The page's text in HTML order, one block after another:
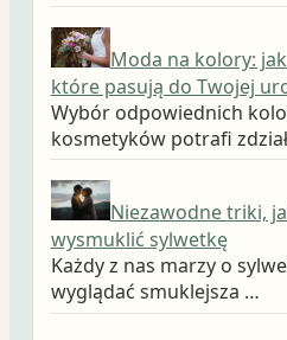
Moda na kolory:
które pasują do Twojej
Wybór odpowiednich
kosmetyków potrafi
Niezawodne triki,
wysmuklić sylwetkę
Każdy z nas marzy o
wyglądać smuklejsza …